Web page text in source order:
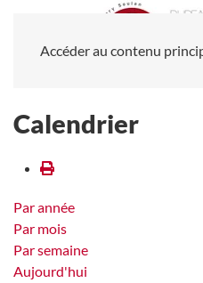
Accéder au contenu
Calendrier
Par année
Par mois
Par semaine
Aujourd'hui